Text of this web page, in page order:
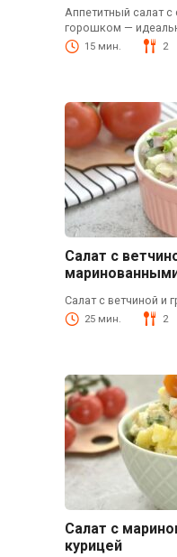
Аппетитный салат
горошком —
15 мин. 2
Салат с
Салат с ветчиной и
25 мин. 2
Салат с
курицей